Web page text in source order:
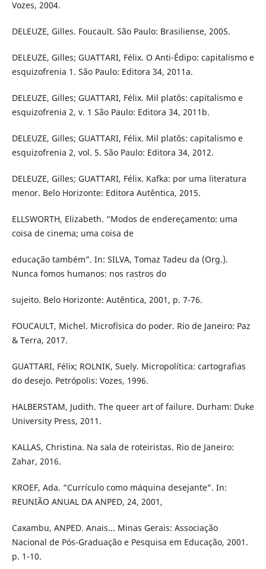
Vozes, 2004.
DELEUZE, Gilles. Foucault. São Paulo: Brasiliense, 2005.
DELEUZE, Gilles; GUATTARI, Félix. O Anti-Édipo: capitalismo e
esquizofrenia 1. São Paulo: Editora 34, 2011a.
DELEUZE, Gilles; GUATTARI, Félix. Mil platôs: capitalismo e
esquizofrenia 2, v. 1 São Paulo: Editora 34, 2011b.
DELEUZE, Gilles; GUATTARI, Félix. Mil platôs: capitalismo e
esquizofrenia 2, vol. 5. São Paulo: Editora 34, 2012.
DELEUZE, Gilles; GUATTARI, Félix. Kafka: por uma literatura
menor. Belo Horizonte: Editora Autêntica, 2015.
ELLSWORTH, Elizabeth. “Modos de endereçamento: uma
coisa de cinema; uma coisa de
educação também”. In: SILVA, Tomaz Tadeu da (Org.).
Nunca fomos humanos: nos rastros do
sujeito. Belo Horizonte: Autêntica, 2001, p. 7-76.
FOUCAULT, Michel. Microfísica do poder. Rio de Janeiro: Paz
& Terra, 2017.
GUATTARI, Félix; ROLNIK, Suely. Micropolítica: cartografias
do desejo. Petrópolis: Vozes, 1996.
HALBERSTAM, Judith. The queer art of failure. Durham: Duke
University Press, 2011.
KALLAS, Christina. Na sala de roteiristas. Rio de Janeiro:
Zahar, 2016.
KROEF, Ada. “Currículo como máquina desejante”. In:
REUNIÃO ANUAL DA ANPED, 24, 2001,
Caxambu, ANPED. Anais... Minas Gerais: Associação
Nacional de Pós-Graduação e Pesquisa em Educação, 2001.
p. 1-10.